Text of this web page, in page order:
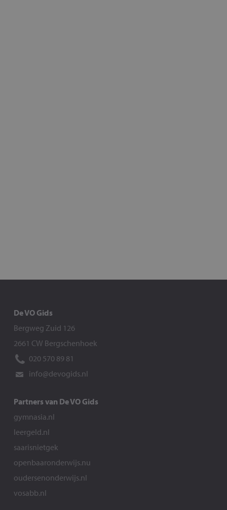
De VO Gids
Bergweg Zuid 126
2661 CW Bergschenhoek
020 570 89 81
info@devogids.nl
Partners van De VO Gids
gymnasia.nl
leergeld.nl
saarisnietgek
openbaaronderwijs.nu
oudersenonderwijs.nl
vosabb.nl